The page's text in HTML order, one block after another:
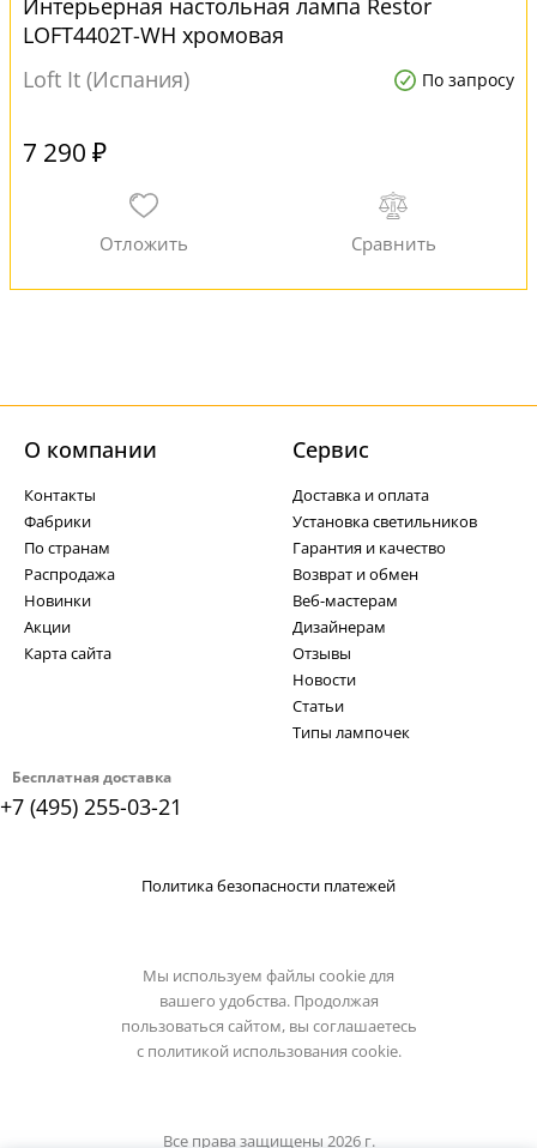
Интерьерная настольная лампа Restor
LOFT4402T-WH хромовая
Loft It (Испания)
По запросу
7 290 ₽
Бесплатная доставка
+7 (495) 255-03-21
О компании
Контакты
Фабрики
По странам
Распродажа
Новинки
Акции
Карта сайта
Cервис
Доставка и оплата
Установка светильников
Гарантия и качество
Возврат и обмен
Веб-мастерам
Дизайнерам
Отзывы
Новости
Статьи
Типы лампочек
Политика безопасности платежей
Мы используем файлы cookie для
вашего удобства. Продолжая
пользоваться сайтом, вы соглашаетесь
с политикой использования cookie.
Все права защищены 2026 г.